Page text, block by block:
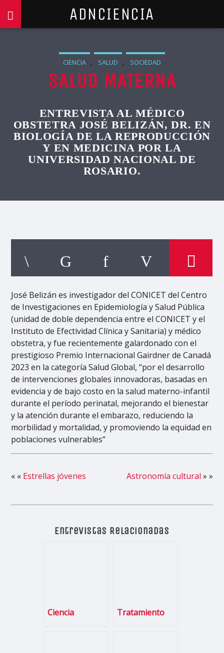
ADNCIENCIA
CIENCIA , SALUD , SOCIEDAD
SALUD MATERNA
ENTREVISTA AL MÉDICO
OBSTETRA JOSÉ BELIZÁN, DR. EN
BIOLOGÍA DE LA REPRODUCCIÓN
Y EN MEDICINA POR LA
UNIVERSIDAD NACIONAL DE
ROSARIO.
José Belizán es investigador del CONICET del Centro
de Investigaciones en Epidemiología y Salud Pública
(unidad de doble dependencia entre el CONICET y el
Instituto de Efectividad Clínica y Sanitaria) y médico
obstetra, y fue recientemente galardonado con el
prestigioso Premio Internacional Gairdner de Canadá
2023 en la categoría Salud Global, “por el desarrollo
de intervenciones globales innovadoras, basadas en
evidencia y de bajo costo en la salud materno-infantil
durante el período perinatal, mejorando el bienestar
y la atención durante el embarazo, reduciendo la
morbilidad y mortalidad, y promoviendo la equidad en
poblaciones vulnerables”
« « Estrellas jóvenes Astronomía cultural » »
Entrevistas Relacionadas
Ciencia Tratamiento